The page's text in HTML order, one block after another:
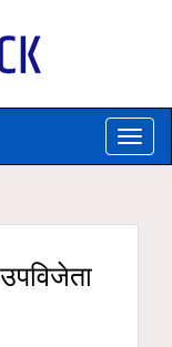
Toggle